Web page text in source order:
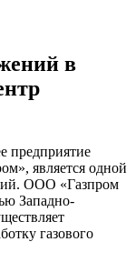
в
предприятие
является одной
ООО «Газпром
Западно-
газового